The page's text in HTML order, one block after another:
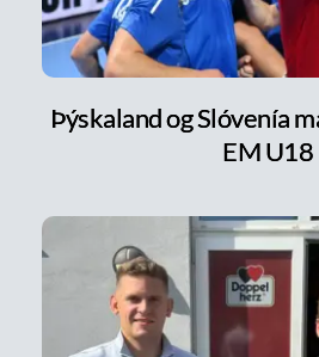
Þýskaland og Slóvenía
EM U18